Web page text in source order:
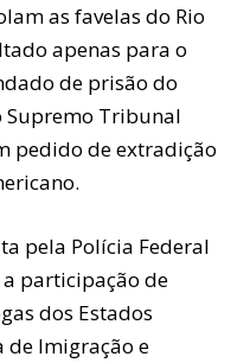
as favelas do Rio
apenas para o
de prisão do
Tribunal
pedido de extradição
pela Polícia Federal
participação de
dos Estados
de Imigração e